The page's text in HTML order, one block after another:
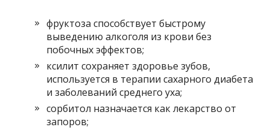
фруктоза способствует быстрому
выведению алкоголя из крови без
побочных эффектов;
ксилит сохраняет здоровье зубов,
используется в терапии сахарного диабета
и заболеваний среднего уха;
сорбитол назначается как лекарство от
запоров;